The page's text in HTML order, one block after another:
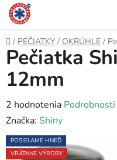
Prejsť
na
obsah
Domov
/ PEČIATKY / OKRÚHLE /
Pečiatka
12mm
Priemerné
hodnotenie
produktu
je
2 hodnotenia
Značka: Shiny
POSIELAME HNEĎ
VRÁTANE VÝROBY